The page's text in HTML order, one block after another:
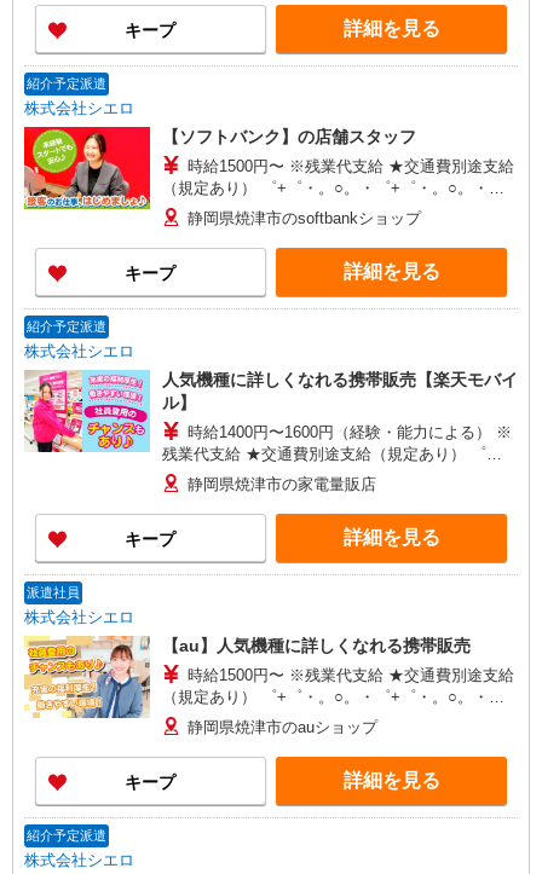
ィブ支給(規定有) ★月2回払い・週払い可能（規程
有）★ ゜・。○。・゜+゜・。○。・゜+゜
キープ 詳細を見る
紹介予定派遣
株式会社シエロ
【ソフトバンク】の店舗スタッフ
時給1500円〜 ※残業代支給 ★交通費別途支給
（規定あり） ゜+゜・。○。・゜+゜・。○。・゜
+゜ 入社祝い金10万円支給(規定有) お友達を紹介
頂くと, インセンティブ支給(規定有) ★月2回払
い・週払い可能（規程有）★ ゜・。○。・゜
+゜・。○。・゜+゜
静岡県焼津市のsoftbankショップ
キープ 詳細を見る
紹介予定派遣
株式会社シエロ
人気機種に詳しくなれる携帯販売【楽天モバイ
ル】
時給1400円〜1600円（経験・能力による） ※
残業代支給 ★交通費別途支給（規定あり） ゜
+゜・。○。・゜+゜・。○。・゜+゜ 入社祝い金10
万円支給(規定有) お友達を紹介頂くと, インセンテ
ィブ支給(規定有) ★月2回払い・週払い可能（規程
有）★ ゜・。○。・゜+゜・。○。・゜+゜
静岡県焼津市の家電量販店
キープ 詳細を見る
派遣社員
株式会社シエロ
【au】人気機種に詳しくなれる携帯販売
時給1500円〜 ※残業代支給 ★交通費別途支給
（規定あり） ゜+゜・。○。・゜+゜・。○。・゜
+゜ 入社祝い金10万円支給(規定有) お友達を紹介
頂くと, インセンティブ支給(規定有) ★月2回払
い・週払い可能（規程有）★ ゜・。○。・゜
+゜・。○。・゜+゜
静岡県焼津市のauショップ
キープ 詳細を見る
紹介予定派遣
株式会社シエロ